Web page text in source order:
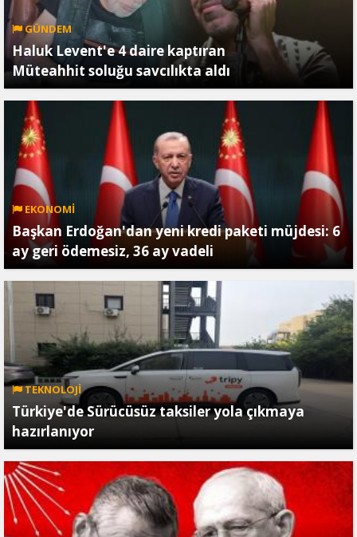
GÜNDEM
Haluk Levent'e 4 daire kaptıran
Müteahhit soluğu savcılıkta aldı
EKONOMİ
Başkan Erdoğan'dan yeni kredi paketi müjdesi: 6
ay geri ödemesiz, 36 ay vadeli
TEKNOLOJİ
Türkiye'de Sürücüsüz taksiler yola çıkmaya
hazırlanıyor